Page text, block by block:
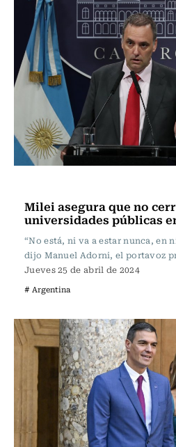
Milei asegura que no
universidades públicas
“No está, ni va a estar nunca, en
dijo Manuel Adorni, el portavoz
Jueves 25 de abril de 2024
# Argentina